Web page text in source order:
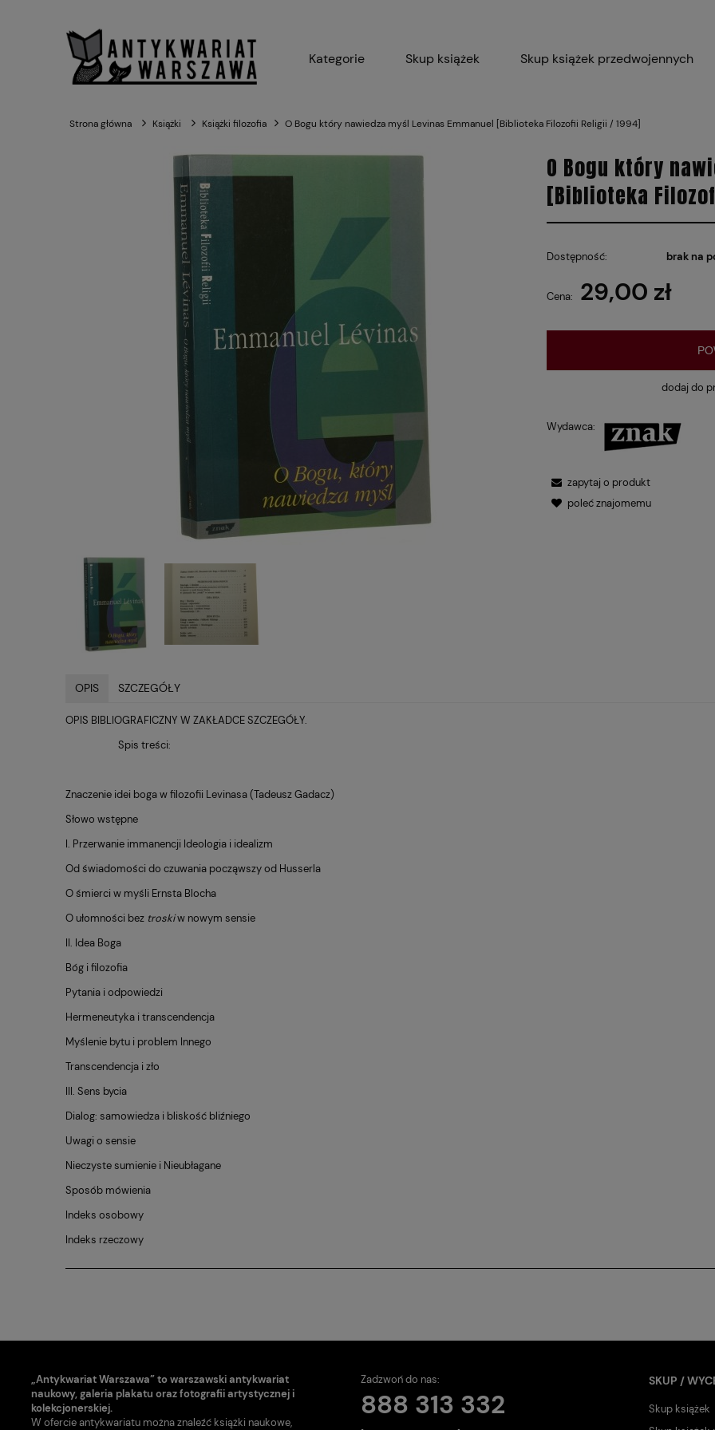
Kategorie Skup książek Skup książek przedwojennych
Strona główna Książki Książki filozofia O Bogu który nawiedza myśl Levinas Emmanuel [Biblioteka Filozofii Religii / 1994]
O Bogu który
[Biblioteka
Dostępność: brak na
Cena: 29,00 zł
dodaj do
Wydawca:
zapytaj o produkt
poleć znajomemu
OPIS SZCZEGÓŁY
OPIS BIBLIOGRAFICZNY W ZAKŁADCE SZCZEGÓŁY.
Spis treści:
Znaczenie idei boga w filozofii Levinasa (Tadeusz Gadacz)
Słowo wstępne
I. Przerwanie immanencji Ideologia i idealizm
Od świadomości do czuwania począwszy od Husserla
O śmierci w myśli Ernsta Blocha
O ułomności bez troskiw nowym sensie
II. Idea Boga
Bóg i filozofia
Pytania i odpowiedzi
Hermeneutyka i transcendencja
Myślenie bytu i problem Innego
Transcendencja i zło
III. Sens bycia
Dialog: samowiedza i bliskość bliźniego
Uwagi o sensie
Nieczyste sumienie i Nieubłagane
Sposób mówienia
Indeks osobowy
Indeks rzeczowy
„Antykwariat Warszawa” to warszawski antykwariat
naukowy, galeria plakatu oraz fotografii artystycznej i
kolekcjonerskiej.
W ofercie antykwariatu można znaleźć książki naukowe,
Zadzwoń do nas:
888 313 332
SKUP /
Skup książek